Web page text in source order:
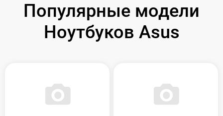
Популярные модели
Ноутбуков Asus